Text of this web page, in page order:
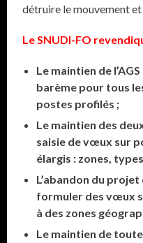
détruire le mouvement
Le SNUDI-FO
Le maintien de
barème pour tous
postes profilés ;
Le maintien des
saisie de vœux sur
élargis : zones,
L’abandon du
formuler des vœux
à des zones
Le maintien de